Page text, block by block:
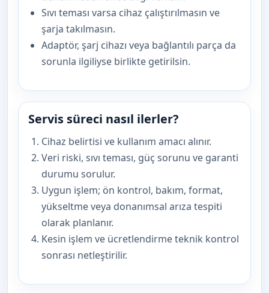
Sıvı teması varsa cihaz çalıştırılmasın ve
şarja takılmasın.
Adaptör, şarj cihazı veya bağlantılı parça da
sorunla ilgiliyse birlikte getirilsin.
Servis süreci nasıl ilerler?
Cihaz belirtisi ve kullanım amacı alınır.
Veri riski, sıvı teması, güç sorunu ve garanti
durumu sorulur.
Uygun işlem; ön kontrol, bakım, format,
yükseltme veya donanımsal arıza tespiti
olarak planlanır.
Kesin işlem ve ücretlendirme teknik kontrol
sonrası netleştirilir.